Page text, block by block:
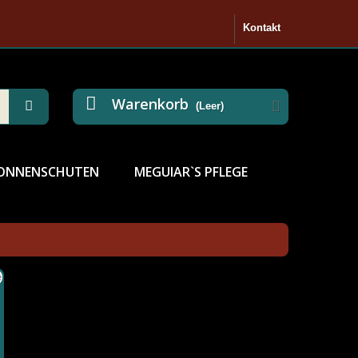
Kontakt
Warenkorb (Leer)
MEGUIAR`S PFLEGE